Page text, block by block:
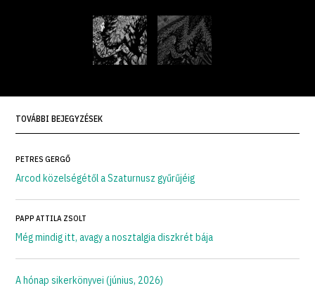
TOVÁBBI BEJEGYZÉSEK
PETRES GERGŐ
Arcod közelségétől a Szaturnusz gyűrűjéig
PAPP ATTILA ZSOLT
Még mindig itt, avagy a nosztalgia diszkrét bája
A hónap sikerkönyvei (június, 2026)